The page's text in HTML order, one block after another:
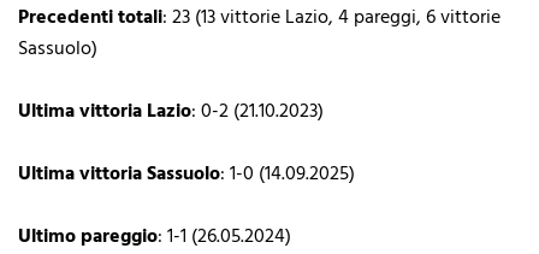
Precedenti totali: 23 (13 vittorie Lazio, 4 pareggi, 6 vittorie
Sassuolo)
Ultima vittoria Lazio: 0-2 (21.10.2023)
Ultima vittoria Sassuolo: 1-0 (14.09.2025)
Ultimo pareggio: 1-1 (26.05.2024)